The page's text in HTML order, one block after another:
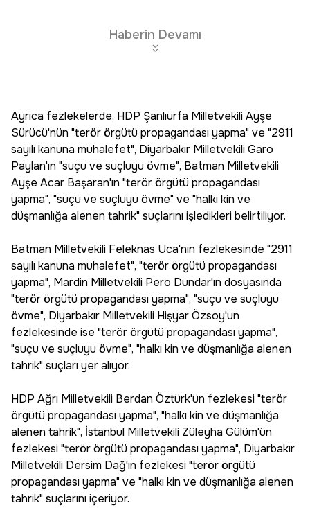
Haberin Devamı
Ayrıca fezlekelerde, HDP Şanlıurfa Milletvekili Ayşe
Sürücü'nün "terör örgütü propagandası yapma" ve "2911
sayılı kanuna muhalefet", Diyarbakır Milletvekili Garo
Paylan'ın "suçu ve suçluyu övme", Batman Milletvekili
Ayşe Acar Başaran'ın "terör örgütü propagandası
yapma", "suçu ve suçluyu övme" ve "halkı kin ve
düşmanlığa alenen tahrik" suçlarını işledikleri belirtiliyor.
Batman Milletvekili Feleknas Uca'nın fezlekesinde "2911
sayılı kanuna muhalefet", "terör örgütü propagandası
yapma", Mardin Milletvekili Pero Dundar'ın dosyasında
"terör örgütü propagandası yapma", "suçu ve suçluyu
övme", Diyarbakır Milletvekili Hişyar Özsoy'un
fezlekesinde ise "terör örgütü propagandası yapma",
"suçu ve suçluyu övme", "halkı kin ve düşmanlığa alenen
tahrik" suçları yer alıyor.
HDP Ağrı Milletvekili Berdan Öztürk'ün fezlekesi "terör
örgütü propagandası yapma", "halkı kin ve düşmanlığa
alenen tahrik", İstanbul Milletvekili Züleyha Gülüm'ün
fezlekesi "terör örgütü propagandası yapma", Diyarbakır
Milletvekili Dersim Dağ'ın fezlekesi "terör örgütü
propagandası yapma" ve "halkı kin ve düşmanlığa alenen
tahrik" suçlarını içeriyor.